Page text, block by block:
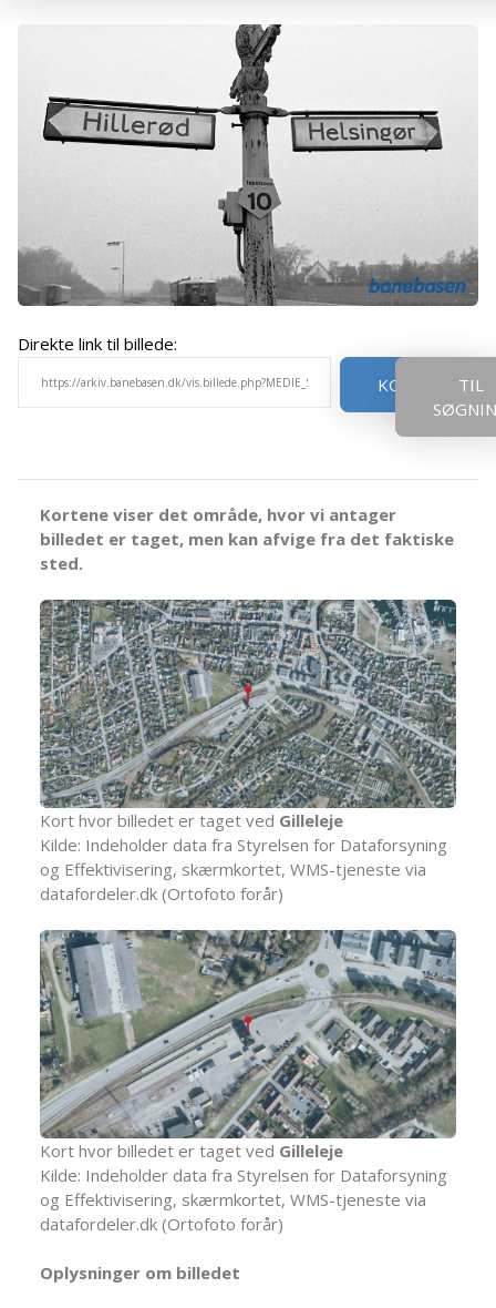
Direkte link til billede:
KOPIER
TIL
Kortene viser det område, hvor vi antager
billedet er taget, men kan afvige fra det faktiske
sted.
Kort hvor billedet er taget ved Gilleleje
Kilde: Indeholder data fra Styrelsen for Dataforsyning
og Effektivisering, skærmkortet, WMS-tjeneste via
datafordeler.dk (Ortofoto forår)
Kort hvor billedet er taget ved Gilleleje
Kilde: Indeholder data fra Styrelsen for Dataforsyning
og Effektivisering, skærmkortet, WMS-tjeneste via
datafordeler.dk (Ortofoto forår)
Oplysninger om billedet